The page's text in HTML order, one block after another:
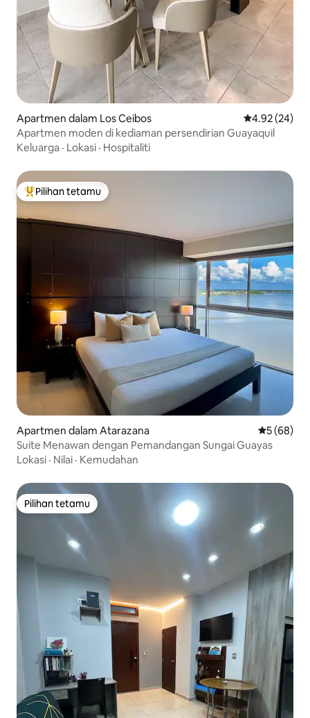
Apartmen dalam Los Ceibos Penarafan
4.92 (24)
Apartmen moden di kediaman persendirian Guayaquil
Keluarga · Lokasi · Hospitaliti
Pilihan utama tetamu
Pilihan tetamu
Apartmen dalam Atarazana Penarafan
5 (68)
Suite Menawan dengan Pemandangan Sungai Guayas
Lokasi · Nilai · Kemudahan
Pilihan tetamu
Pilihan tetamu